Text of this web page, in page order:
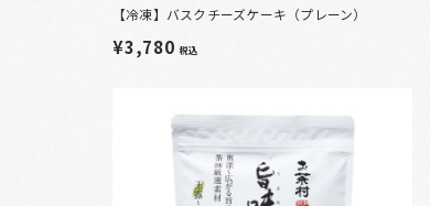
【冷凍】バスクチーズケーキ（プレーン）
¥3,780税込